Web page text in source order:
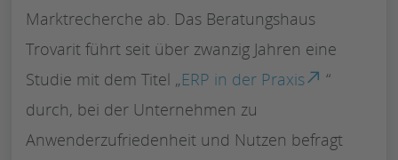
Marktrecherche ab. Das Beratungshaus
Trovarit führt seit über zwanzig Jahren eine
Studie mit dem Titel „ERP in der Praxis
“
durch, bei der Unternehmen zu
Anwenderzufriedenheit und Nutzen befragt